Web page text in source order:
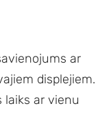
ar
displejiem.
laiks ar vienu